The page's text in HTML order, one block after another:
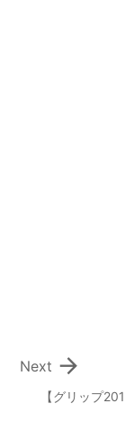
【グリップ

Next